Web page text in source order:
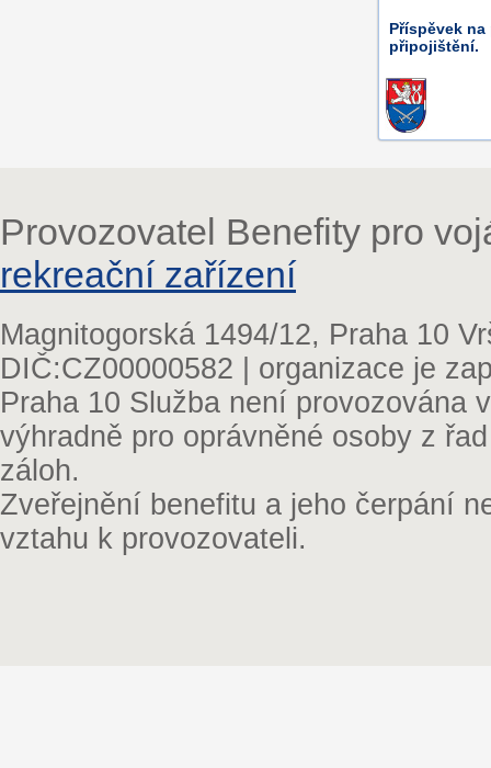
Příspěvek
připojištění.
Provozovatel Benefity pro
rekreační zařízení
Magnitogorská 1494/12, Praha 10
DIČ:CZ00000582 | organizace je
Praha 10 Služba není provozována
výhradně pro oprávněné osoby z
záloh.
Zveřejnění benefitu a jeho čerpání
vztahu k provozovateli.